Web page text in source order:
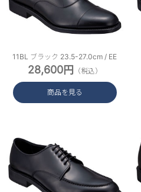
11BL ブラック 23.5-27.0cm / EE
28,600円 （税込）
商品を見る